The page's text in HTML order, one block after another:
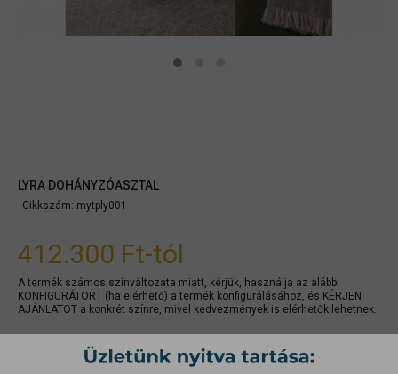
LYRA DOHÁNYZÓASZTAL
Cikkszám: mytply001
412.300 Ft-tól
A termék számos színváltozata miatt, kérjük, használja az alábbi
KONFIGURÁTORT (ha elérhető) a termék konfigurálásához, és KÉRJEN
AJÁNLATOT a konkrét színre, mivel kedvezmények is elérhetők lehetnek.
gyors ajánlat